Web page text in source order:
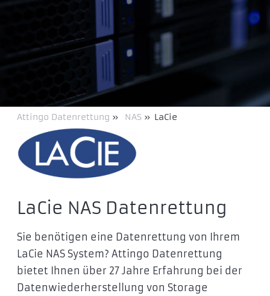
Attingo Datenrettung » NAS » LaCie
LaCie NAS Datenrettung
Sie benötigen eine Datenrettung von Ihrem
LaCie NAS System? Attingo Datenrettung
bietet Ihnen über 27 Jahre Erfahrung bei der
Datenwiederherstellung von Storage